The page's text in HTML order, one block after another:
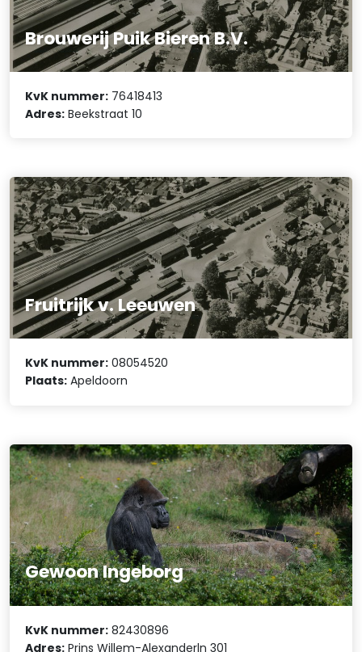
Brouwerij Puik Bieren B.V.
KvK nummer: 76418413
Adres: Beekstraat 10
Fruitrijk v. Leeuwen
KvK nummer: 08054520
Plaats: Apeldoorn
Gewoon Ingeborg
KvK nummer: 82430896
Adres: Prins Willem-Alexanderln 301